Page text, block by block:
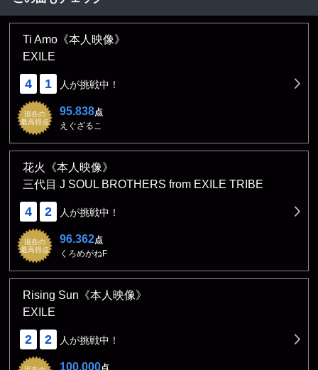
Ti Amo《本人映像》
EXILE
4 1 人が挑戦中！
現在の
最高得点
95.838点
えぐざるこ
花火《本人映像》
三代目 J SOUL BROTHERS from EXILE TRIBE
4 2 人が挑戦中！
現在の
最高得点
96.362点
くろめがねF
Rising Sun《本人映像》
EXILE
2 2 人が挑戦中！
100.000点